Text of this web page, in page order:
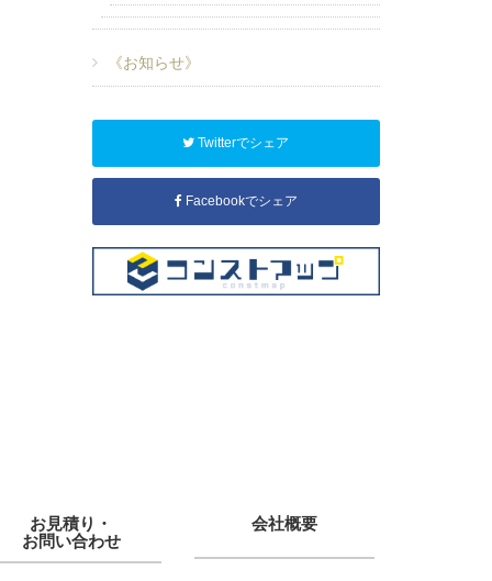
《お知らせ》
Twitterでシェア
Facebookでシェア
お見積り・
お問い合わせ
会社概要